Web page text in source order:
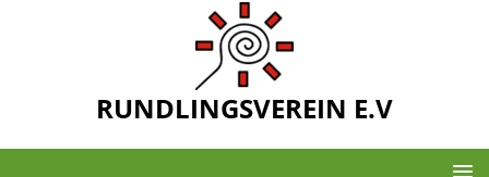
RUNDLINGSVEREIN E.V